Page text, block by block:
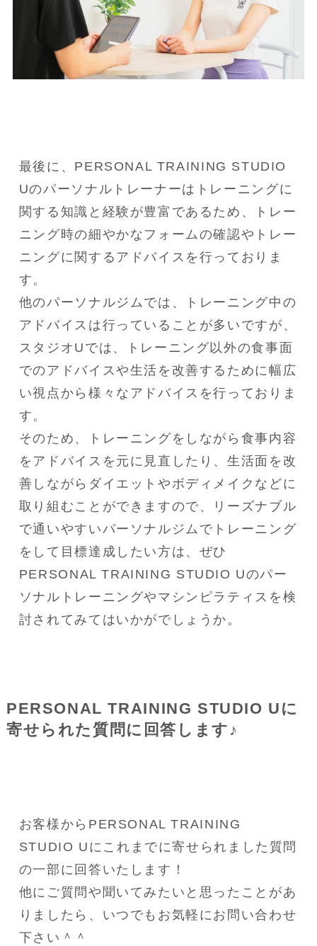
最後に、PERSONAL TRAINING STUDIO
Uのパーソナルトレーナーはトレーニングに
関する知識と経験が豊富であるため、トレー
ニング時の細やかなフォームの確認やトレー
ニングに関するアドバイスを行っておりま
す。
他のパーソナルジムでは、トレーニング中の
アドバイスは行っていることが多いですが、
スタジオUでは、トレーニング以外の食事面
でのアドバイスや生活を改善するために幅広
い視点から様々なアドバイスを行っておりま
す。
そのため、トレーニングをしながら食事内容
をアドバイスを元に見直したり、生活面を改
善しながらダイエットやボディメイクなどに
取り組むことができますので、リーズナブル
で通いやすいパーソナルジムでトレーニング
をして目標達成したい方は、ぜひ
PERSONAL TRAINING STUDIO Uのパー
ソナルトレーニングやマシンピラティスを検
討されてみてはいかがでしょうか。
PERSONAL TRAINING STUDIO Uに
寄せられた質問に回答します♪
お客様からPERSONAL TRAINING
STUDIO Uにこれまでに寄せられました質問
の一部に回答いたします！
他にご質問や聞いてみたいと思ったことがあ
りましたら、いつでもお気軽にお問い合わせ
下さい＾＾